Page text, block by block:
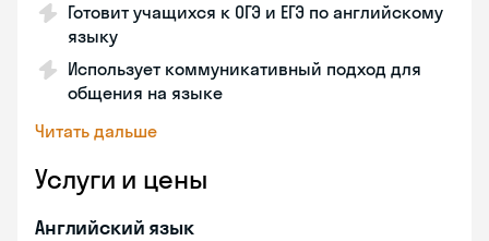
Готовит учащихся к ОГЭ и ЕГЭ по английскому
языку
Использует коммуникативный подход для
общения на языке
Читать дальше
Услуги и цены
Английский язык